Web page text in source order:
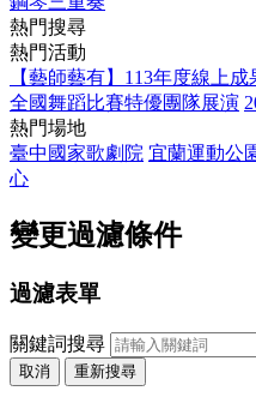
熱門搜尋
熱門活動
【藝師藝有】113年度線上成
全國舞蹈比賽特優團隊展演
熱門場地
臺中國家歌劇院 宜蘭運動公
心
變更過濾條件
過濾表單
關鍵詞搜尋
取消 重新搜尋